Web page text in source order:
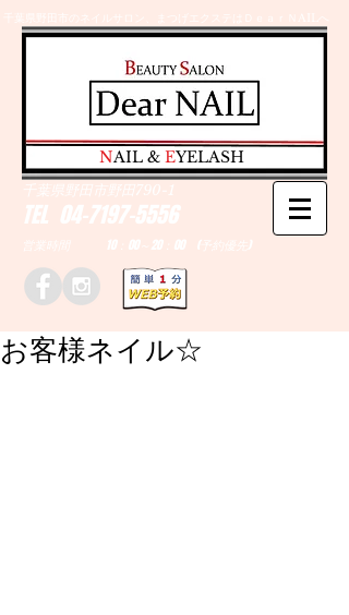
千葉県野田市のネイルサロン、まつげエクステはＤｅａｒＮAILへ
TEL 04-7197-5556
営業時間 10：00～20：00 (予約優先)
千葉県野田市野田790-1
​NAIL & EYELASH
お客様ネイル☆